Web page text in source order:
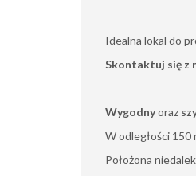
Idealna lokal do
Skontaktuj się z
Wygodnyoraz
W odległości 150
Położona